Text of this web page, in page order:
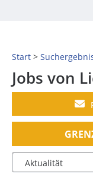
Start
Jobs von